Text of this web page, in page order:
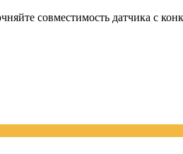
совместимость датчика с